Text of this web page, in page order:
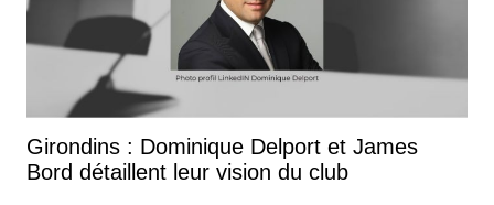
Girondins : Dominique Delport et James
Bord détaillent leur vision du club